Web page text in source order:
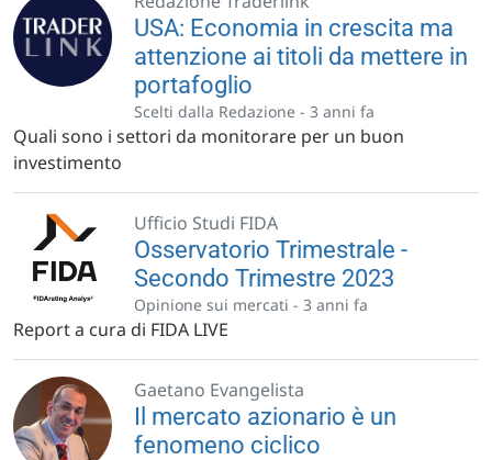
USA: Economia in crescita ma
attenzione ai titoli da mettere in
portafoglio
Scelti dalla Redazione - 3 anni fa
Quali sono i settori da monitorare per un buon
investimento
Ufficio Studi FIDA
Osservatorio Trimestrale -
Secondo Trimestre 2023
Opinione sui mercati - 3 anni fa
Report a cura di FIDA LIVE
Gaetano Evangelista
Il mercato azionario è un
fenomeno ciclico